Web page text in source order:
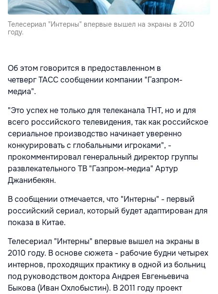
Телесериал "Интерны" впервые вышел на экраны в 2010
году.
Об этом говорится в предоставленном в
четверг ТАСС сообщении компании "Газпром-
медиа".
"Это успех не только для телеканала ТНТ, но и для
всего российского телевидения, так как российское
сериальное производство начинает уверенно
конкурировать с глобальными игроками", -
прокомментировал генеральный директор группы
развлекательного ТВ "Газпром-медиа" Артур
Джанибекян.
В сообщении отмечается, что "Интерны" - первый
российский сериал, который будет адаптирован для
показа в Китае.
Телесериал "Интерны" впервые вышел на экраны в
2010 году. В основе сюжета - рабочие будни четырех
интернов, проходящих практику в одной из больниц
под руководством доктора Андрея Евгеньевича
Быкова (Иван Охлобыстин). В 2011 году проект